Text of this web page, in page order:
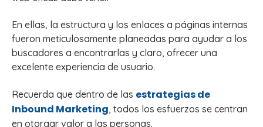
En ellas, la estructura y los enlaces a páginas internas
fueron meticulosamente planeadas para ayudar a los
buscadores a encontrarlas y claro, ofrecer una
excelente experiencia de usuario.
Recuerda que dentro de las estrategias de
Inbound Marketing, todos los esfuerzos se centran
en otorgar valor a las personas.